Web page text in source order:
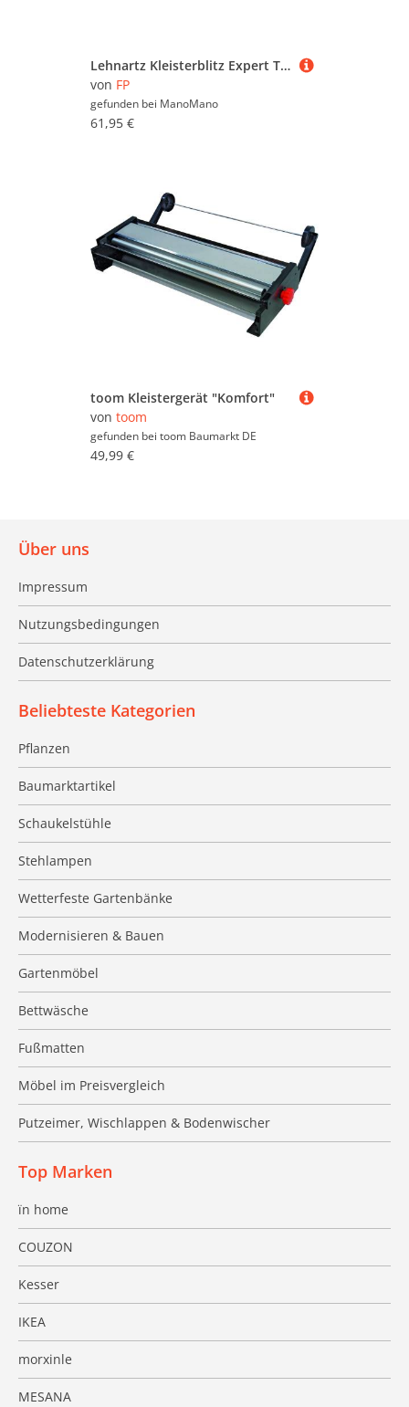
Lehnartz Kleisterblitz Expert Tapetenkleistergerät
von FP
gefunden bei ManoMano
61,95 €
toom Kleistergerät "Komfort"
von toom
gefunden bei toom Baumarkt DE
49,99 €
Über uns
Impressum
Nutzungsbedingungen
Datenschutzerklärung
Beliebteste Kategorien
Pflanzen
Baumarktartikel
Schaukelstühle
Stehlampen
Wetterfeste Gartenbänke
Modernisieren & Bauen
Gartenmöbel
Bettwäsche
Fußmatten
Möbel im Preisvergleich
Putzeimer, Wischlappen & Bodenwischer
Top Marken
ïn home
COUZON
Kesser
IKEA
morxinle
MESANA